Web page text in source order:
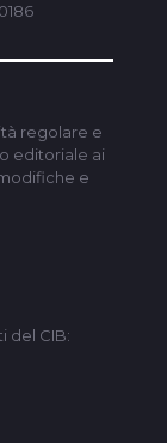
regolare e
editoriale ai
e
del CIB: